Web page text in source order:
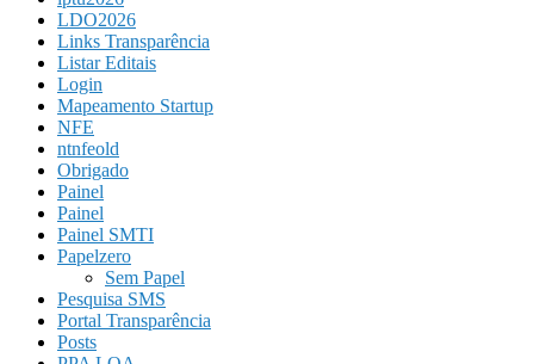
LDO2026
Links Transparência
Listar Editais
Login
Mapeamento Startup
NFE
ntnfeold
Obrigado
Painel
Painel
Painel SMTI
Papelzero
Sem Papel
Pesquisa SMS
Portal Transparência
Posts